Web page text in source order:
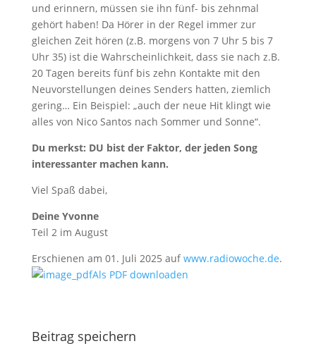
und erinnern, müssen sie ihn fünf- bis zehnmal
gehört haben! Da Hörer in der Regel immer zur
gleichen Zeit hören (z.B. morgens von 7 Uhr 5 bis 7
Uhr 35) ist die Wahrscheinlichkeit, dass sie nach z.B.
20 Tagen bereits fünf bis zehn Kontakte mit den
Neuvorstellungen deines Senders hatten, ziemlich
gering… Ein Beispiel: „auch der neue Hit klingt wie
alles von Nico Santos nach Sommer und Sonne“.
Du merkst: DU bist der Faktor, der jeden Song
interessanter machen kann.
Viel Spaß dabei,
Deine Yvonne
Teil 2 im August
Erschienen am 01. Juli 2025 aufwww.radiowoche.de.
Als PDF downloaden
Beitrag speichern